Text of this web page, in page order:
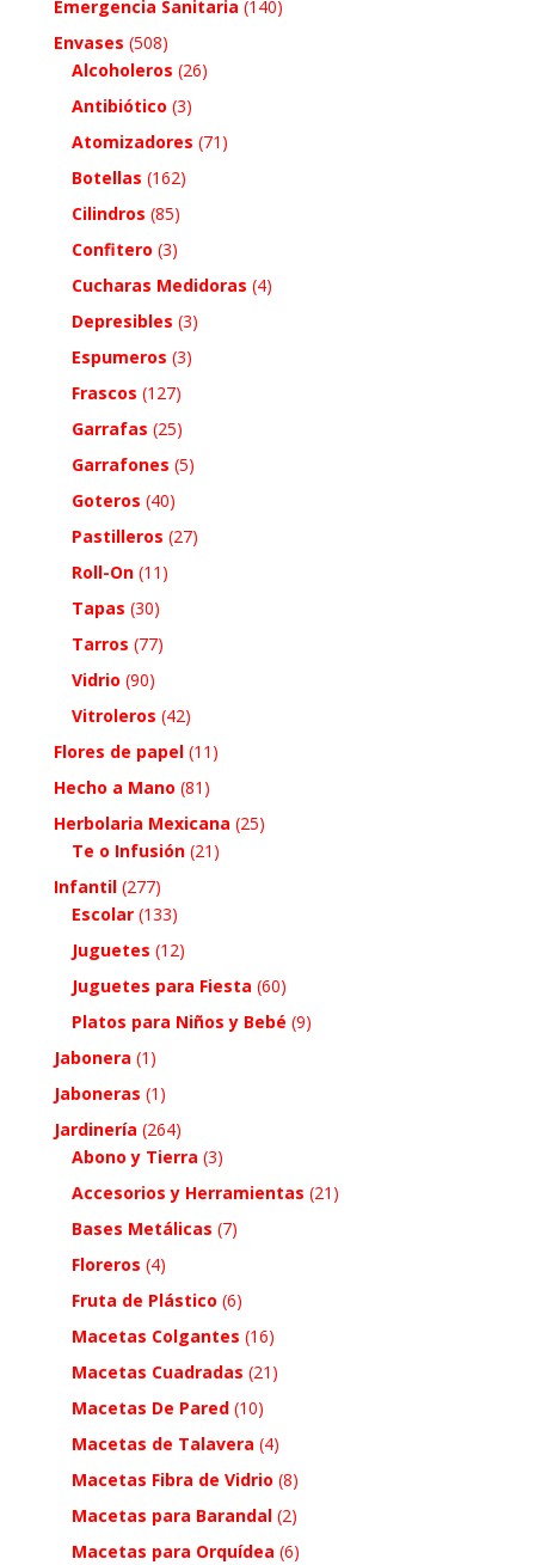
Emergencia Sanitaria (140)
Envases (508)
Alcoholeros (26)
Antibiótico (3)
Atomizadores (71)
Botellas (162)
Cilindros (85)
Confitero (3)
Cucharas Medidoras (4)
Depresibles (3)
Espumeros (3)
Frascos (127)
Garrafas (25)
Garrafones (5)
Goteros (40)
Pastilleros (27)
Roll-On (11)
Tapas (30)
Tarros (77)
Vidrio (90)
Vitroleros (42)
Flores de papel (11)
Hecho a Mano (81)
Herbolaria Mexicana (25)
Te o Infusión (21)
Infantil (277)
Escolar (133)
Juguetes (12)
Juguetes para Fiesta (60)
Platos para Niños y Bebé (9)
Jabonera (1)
Jaboneras (1)
Jardinería (264)
Abono y Tierra (3)
Accesorios y Herramientas (21)
Bases Metálicas (7)
Floreros (4)
Fruta de Plástico (6)
Macetas Colgantes (16)
Macetas Cuadradas (21)
Macetas De Pared (10)
Macetas de Talavera (4)
Macetas Fibra de Vidrio (8)
Macetas para Barandal (2)
Macetas para Orquídea (6)